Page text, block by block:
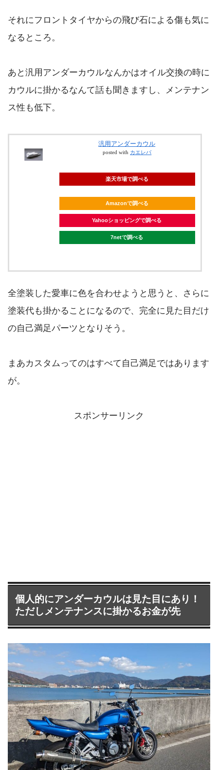
それにフロントタイヤからの飛び石による傷も気に
なるところ。
あと汎用アンダーカウルなんかはオイル交換の時に
カウルに掛かるなんて話も聞きますし、メンテナン
ス性も低下。
汎用アンダーカウル
posted with カエレバ
楽天市場で調べる
Amazonで調べる
Yahooショッピングで調べる
7netで調べる
全塗装した愛車に色を合わせようと思うと、さらに
塗装代も掛かることになるので、完全に見た目だけ
の自己満足パーツとなりそう。
まあカスタムってのはすべて自己満足ではあります
が。
スポンサーリンク
個人的にアンダーカウルは見た目にあり！
ただしメンテナンスに掛かるお金が先